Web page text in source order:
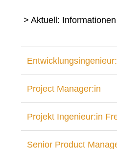
> Aktuell:
Project Manager:in
Projekt Ingenieur:in
Senior Product